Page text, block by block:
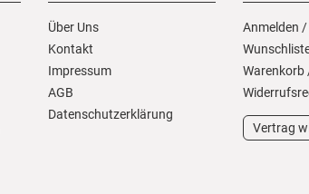
Über Uns
Kontakt
Impressum
AGB
Daten­schutz­erklärung
Anmelden /
Warenkorb
Vertrag